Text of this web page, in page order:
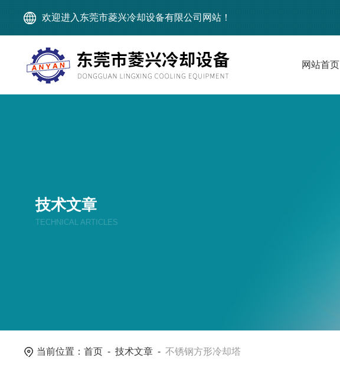
欢迎进入东莞市菱兴冷却设备有限公司网站！
网站首页
技术文章
TECHNICAL ARTICLES
当前位置：首页 -技术文章 -不锈钢方形冷却塔